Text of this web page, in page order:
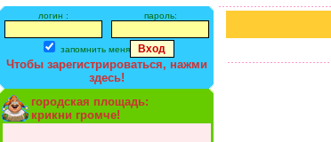
логин : пароль:
запомнить меня
Чтобы зарегистрироваться, нажми
здесь!
городская площадь:
крикни громче!